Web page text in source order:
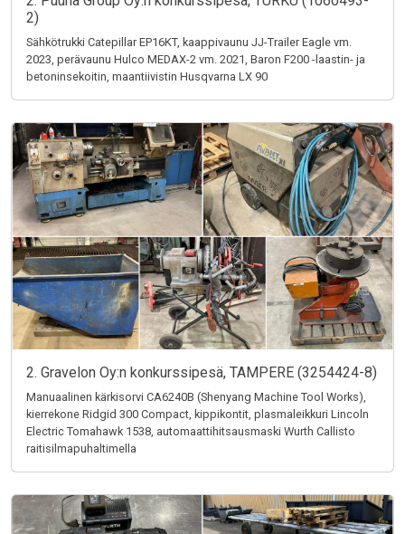
2)
Sähkötrukki Catepillar EP16KT, kaappivaunu JJ-Trailer Eagle vm.
2023, perävaunu Hulco MEDAX-2 vm. 2021, Baron F200 -laastin- ja
betoninsekoitin, maantiivistin Husqvarna LX 90
2. Gravelon Oy:n konkurssipesä, TAMPERE (3254424-8)
Manuaalinen kärkisorvi CA6240B (Shenyang Machine Tool Works),
kierrekone Ridgid 300 Compact, kippikontit, plasmaleikkuri Lincoln
Electric Tomahawk 1538, automaattihitsausmaski Wurth Callisto
raitisilmapuhaltimella